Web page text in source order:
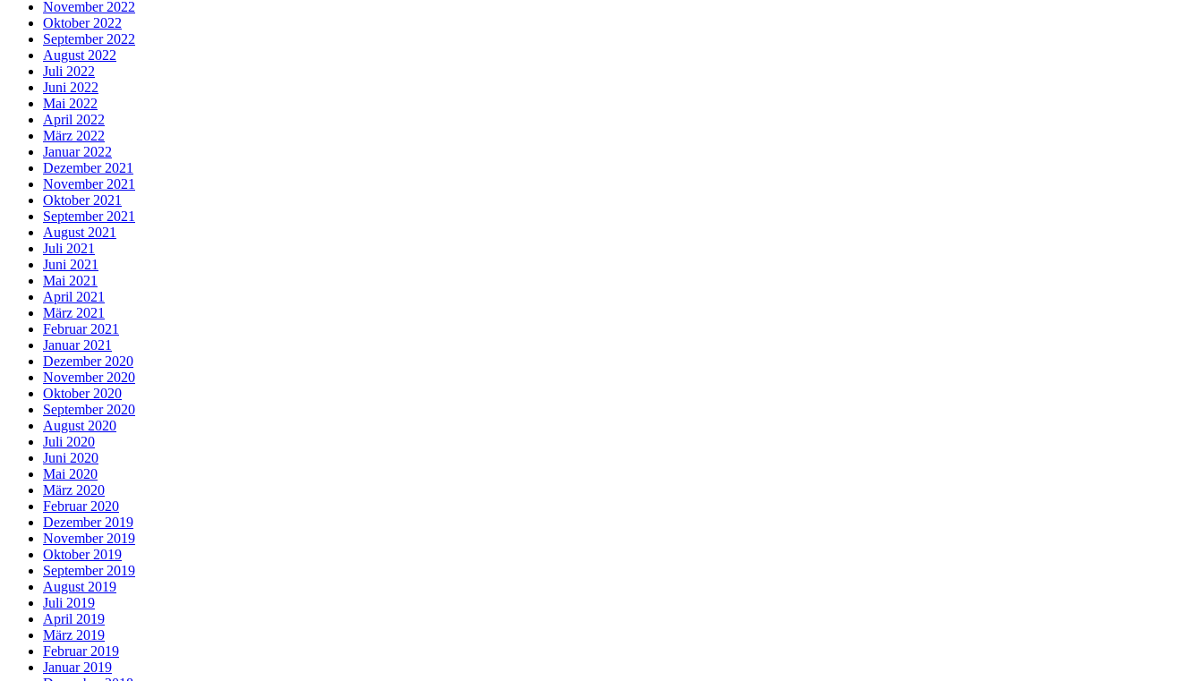
November 2022
Oktober 2022
September 2022
August 2022
Juli 2022
Juni 2022
Mai 2022
April 2022
März 2022
Januar 2022
Dezember 2021
November 2021
Oktober 2021
September 2021
August 2021
Juli 2021
Juni 2021
Mai 2021
April 2021
März 2021
Februar 2021
Januar 2021
Dezember 2020
November 2020
Oktober 2020
September 2020
August 2020
Juli 2020
Juni 2020
Mai 2020
März 2020
Februar 2020
Dezember 2019
November 2019
Oktober 2019
September 2019
August 2019
Juli 2019
April 2019
März 2019
Februar 2019
Januar 2019